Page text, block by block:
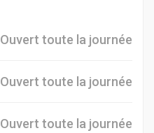
Ouvert toute la journée
Ouvert toute la journée
Ouvert toute la journée